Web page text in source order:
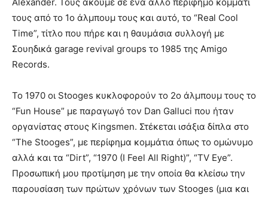
τους από το 1ο άλμπουμ τους και αυτό, το “Real Cool
Time”, τίτλο που πήρε και η θαυμάσια συλλογή με
Σουηδικά garage revival groups το 1985 της Amigo
Records.
To 1970 οι Stooges κυκλοφορούν το 2ο άλμπουμ τους το
“Fun House” με παραγωγό τον Dan Galluci που ήταν
οργανίστας στους Kingsmen. Στέκεται ισάξια δίπλα στο
“Τhe Stooges”, με περίφημα κομμάτια όπως το ομώνυμο
αλλά και τα “Dirt”, “1970 (I Feel All Right)”, “TV Eye”.
Προσωπική μου προτίμηση με την οποία θα κλείσω την
παρουσίαση των πρώτων χρόνων των Stooges (μια και